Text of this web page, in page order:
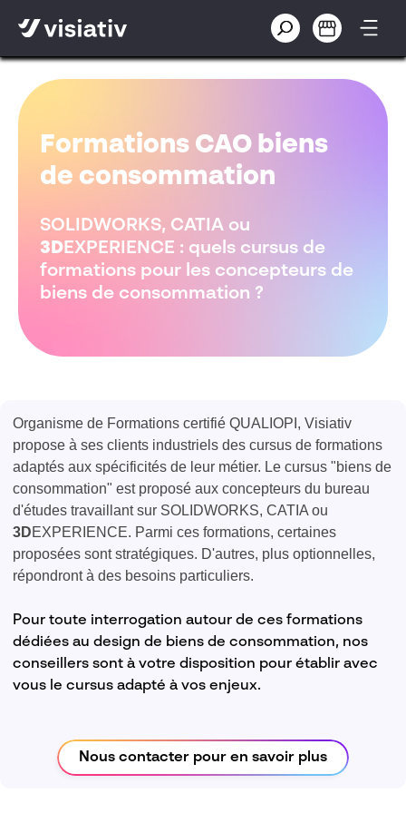
Formations CAO biens
de consommation
SOLIDWORKS, CATIA ou
3DEXPERIENCE : quels cursus de
formations pour les concepteurs de
biens de consommation ?
Organisme de Formations certifié QUALIOPI, Visiativ
propose à ses clients industriels des cursus de formations
adaptés aux spécificités de leur métier. Le cursus "biens de
consommation" est proposé aux concepteurs du bureau
d'études travaillant sur SOLIDWORKS, CATIA ou
3DEXPERIENCE. Parmi ces formations, certaines
proposées sont stratégiques. D'autres, plus optionnelles,
répondront à des besoins particuliers.
Pour toute interrogation autour de ces formations
dédiées au design de biens de consommation, nos
conseillers sont à votre disposition pour établir avec
vous le cursus adapté à vos enjeux.
Nous contacter pour en savoir plus